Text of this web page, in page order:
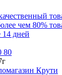
чем 80%
14 дней
80